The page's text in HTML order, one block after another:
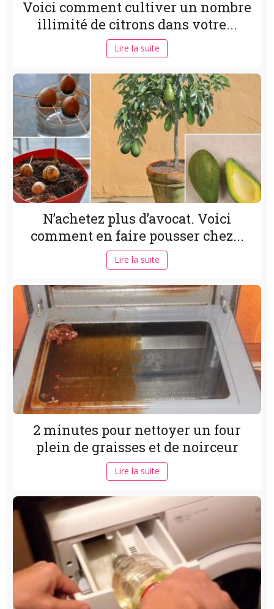
Voici comment cultiver un nombre
illimité de citrons dans votre...
Lire la suite
N’achetez plus d’avocat. Voici
comment en faire pousser chez...
Lire la suite
2 minutes pour nettoyer un four
plein de graisses et de noirceur
Lire la suite